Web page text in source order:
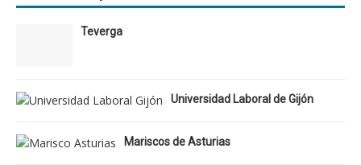
Teverga
Universidad Laboral de Gijón
Mariscos de Asturias